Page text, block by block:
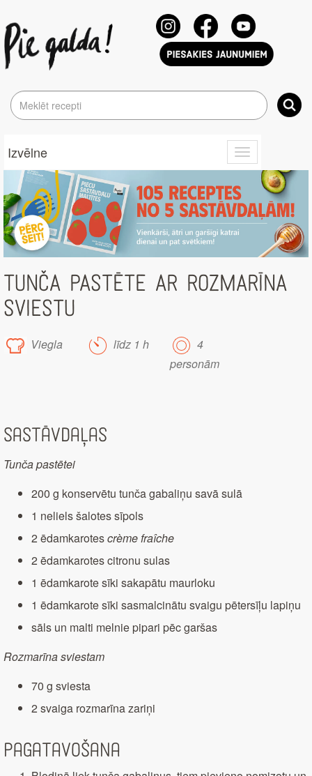
Toggle
navigation
Izvēlne
TUNČA PASTĒTE AR ROZMARĪNA
SVIESTU
Viegla līdz 1 h
4
personām
Sastāvdaļas
Tunča pastētei
200 g konservētu tunča gabaliņu savā sulā
1 neliels šalotes sīpols
2 ēdamkarotescrème fraîche
2 ēdamkarotes citronu sulas
1 ēdamkarote sīki sakapātu maurloku
1 ēdamkarote sīki sasmalcinātu svaigu pētersīļu lapiņu
sāls un malti melnie pipari pēc garšas
Rozmarīna sviestam
70 g sviesta
2 svaiga rozmarīna zariņi
Pagatavošana